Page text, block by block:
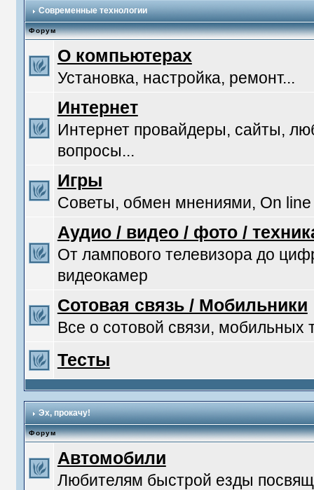
Современные технологии
Форум
О компьютерах
Установка, настройка, ремонт...
Интернет
Интернет провайдеры, сайты,
вопросы...
Игры
Советы, обмен мнениями, On line
Аудио / видео / фото /
От лампового телевизора до
видеокамер
Сотовая связь / Мобильники
Все о сотовой связи, мобильных
Тесты
Эх, прокачу!
Форум
Автомобили
Любителям быстрой езды